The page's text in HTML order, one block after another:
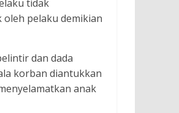
tidak
pelaku demikian
dan dada
korban diantukkan
anak